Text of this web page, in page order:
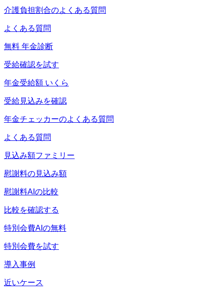
介護負担割合のよくある質問
よくある質問
無料 年金診断
受給確認を試す
年金受給額 いくら
受給見込みを確認
年金チェッカーのよくある質問
よくある質問
見込み額ファミリー
慰謝料の見込み額
慰謝料AIの比較
比較を確認する
特別会費AIの無料
特別会費を試す
導入事例
近いケース